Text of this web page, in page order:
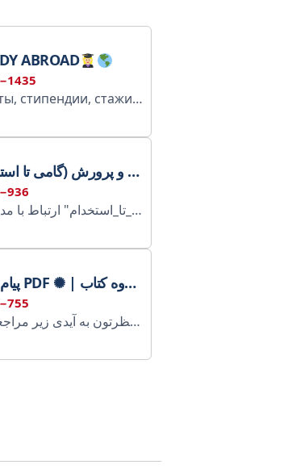
В перечне РКН: https://clck.ru/3F3gcE
ከ1-12 መፅሃፍት ለማግኘት: @STBookbot
ABROAD
−1435
стажировки и летние программы
منابع آزمون استخدامی آموزش و پرورش
−936